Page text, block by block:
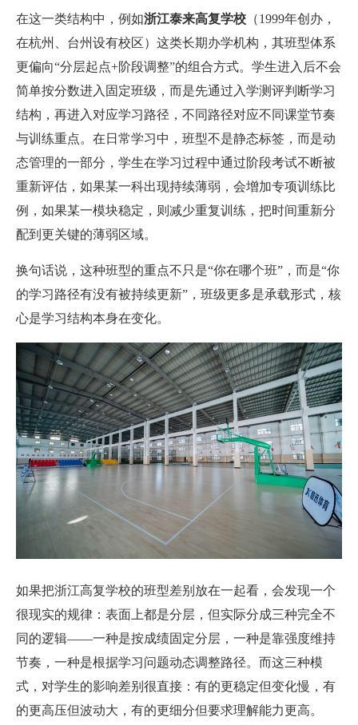
在这一类结构中，例如浙江泰来高复学校 （1999年创办，
在杭州、台州设有校区）这类长期办学机构，其班型体系
更偏向“分层起点+阶段调整”的组合方式。学生进入后不会
简单按分数进入固定班级，而是先通过入学测评判断学习
结构，再进入对应学习路径，不同路径对应不同课堂节奏
与训练重点。在日常学习中，班型不是静态标签，而是动
态管理的一部分，学生在学习过程中通过阶段考试不断被
重新评估，如果某一科出现持续薄弱，会增加专项训练比
例，如果某一模块稳定，则减少重复训练，把时间重新分
配到更关键的薄弱区域。
换句话说，这种班型的重点不只是“你在哪个班”，而是“你
的学习路径有没有被持续更新”，班级更多是承载形式，核
心是学习结构本身在变化。
如果把浙江高复学校的班型差别放在一起看，会发现一个
很现实的规律：表面上都是分层，但实际分成三种完全不
同的逻辑——一种是按成绩固定分层，一种是靠强度维持
节奏，一种是根据学习问题动态调整路径。而这三种模
式，对学生的影响差别很直接：有的更稳定但变化慢，有
的更高压但波动大，有的更细分但要求理解能力更高。